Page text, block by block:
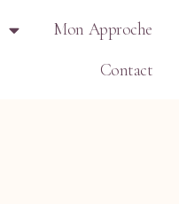
Mon Approche
Contact